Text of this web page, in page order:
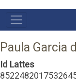
NAVEGADOR
PRINCIPAL
Paula Garcia
Id Lattes